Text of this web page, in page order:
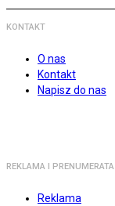
KONTAKT
O nas
Kontakt
Napisz do nas
REKLAMA I PRENUMERATA
Reklama